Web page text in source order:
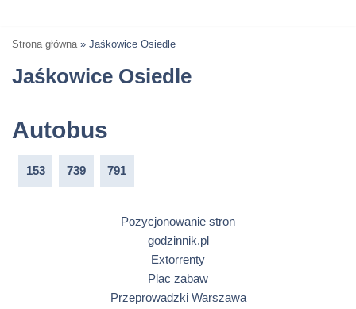
Strona główna » Jaśkowice Osiedle
Jaśkowice Osiedle
Autobus
153 739 791
Pozycjonowanie stron
godzinnik.pl
Extorrenty
Plac zabaw
Przeprowadzki Warszawa